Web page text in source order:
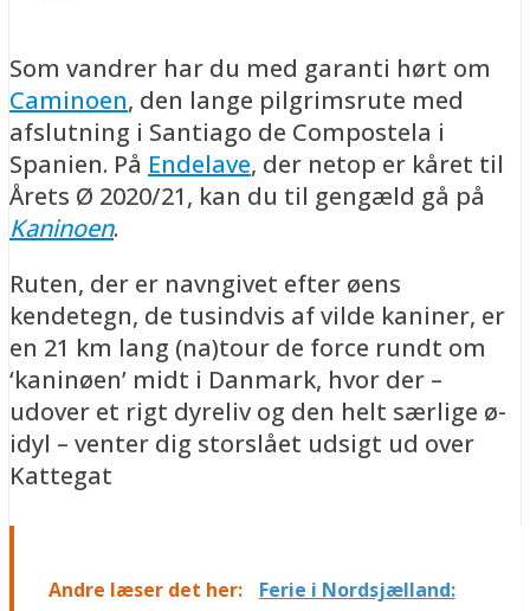
Som vandrer har du med garanti hørt om
Caminoen, den lange pilgrimsrute med
afslutning i Santiago de Compostela i
Spanien. På Endelave, der netop er kåret til
Årets Ø 2020/21, kan du til gengæld gå på
Kaninoen.
Ruten, der er navngivet efter øens
kendetegn, de tusindvis af vilde kaniner, er
en 21 km lang (na)tour de force rundt om
‘kaninøen’ midt i Danmark, hvor der –
udover et rigt dyreliv og den helt særlige ø-
idyl – venter dig storslået udsigt ud over
Kattegat
Andre læser det her: Ferie i Nordsjælland: